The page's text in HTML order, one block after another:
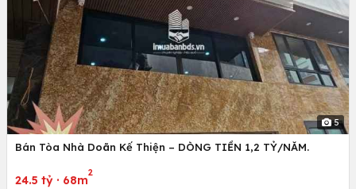
5
Bán Tòa Nhà Doãn Kế Thiện – DÒNG TIỀN 1,2 TỶ/NĂM.
24.5 tỷ · 68m
2